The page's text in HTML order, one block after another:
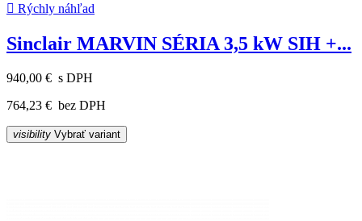
 Rýchly náhľad
Sinclair MARVIN SÉRIA 3,5 kW SIH +...
940,00 € s DPH
764,23 € bez DPH
visibility Vybrať variant